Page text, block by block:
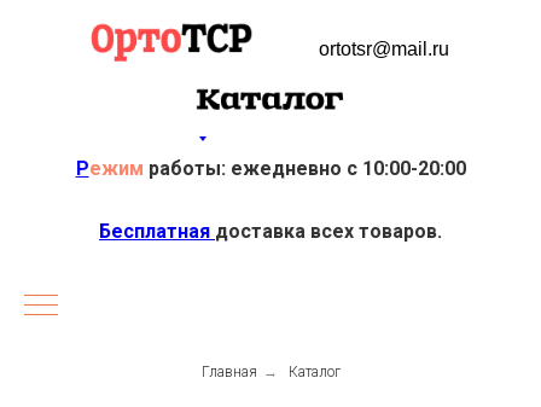
ortotsr@mail.ru
Режим работы: ежедневно с 10:00-20:00
Бесплатная доставка всех товаров.
Главная → Каталог